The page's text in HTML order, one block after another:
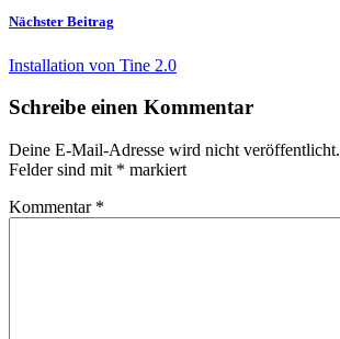
Nächster Beitrag
Installation von Tine 2.0
Schreibe einen Kommentar
Deine E-Mail-Adresse wird nicht veröffentlicht.
Felder sind mit * markiert
Kommentar *